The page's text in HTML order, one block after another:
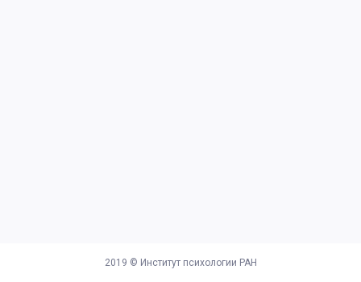
2019 © Институт психологии РАН